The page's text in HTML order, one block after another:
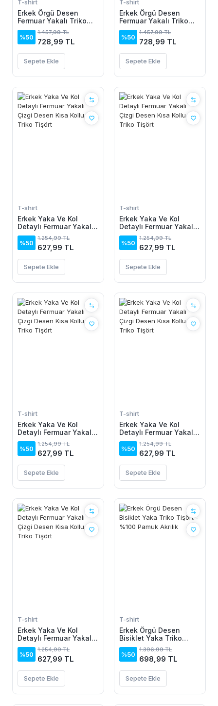
T-shirt
Erkek Örgü Desen
Fermuar Yakalı Triko
Tişört
%50
1.457,99 TL
728,99 TL
Sepete Ekle
T-shirt
Erkek Örgü Desen
Fermuar Yakalı Triko
Tişört
%50
1.457,99 TL
728,99 TL
Sepete Ekle
T-shirt
Erkek Yaka Ve Kol
Detaylı Fermuar Yakalı
Çizgi Desen Kısa Kollu
Triko Tişört
%50
1.254,99 TL
627,99 TL
Sepete Ekle
T-shirt
Erkek Yaka Ve Kol
Detaylı Fermuar Yakalı
Çizgi Desen Kısa Kollu
Triko Tişört
%50
1.254,99 TL
627,99 TL
Sepete Ekle
T-shirt
Erkek Yaka Ve Kol
Detaylı Fermuar Yakalı
Çizgi Desen Kısa Kollu
Triko Tişört
%50
1.254,99 TL
627,99 TL
Sepete Ekle
T-shirt
Erkek Yaka Ve Kol
Detaylı Fermuar Yakalı
Çizgi Desen Kısa Kollu
Triko Tişört
%50
1.254,99 TL
627,99 TL
Sepete Ekle
T-shirt
Erkek Yaka Ve Kol
Detaylı Fermuar Yakalı
Çizgi Desen Kısa Kollu
Triko Tişört
%50
1.254,99 TL
627,99 TL
Sepete Ekle
T-shirt
Erkek Örgü Desen
Bisiklet Yaka Triko
Tişört - %100 Pamuk
Akrilik
%50
1.396,99 TL
698,99 TL
Sepete Ekle